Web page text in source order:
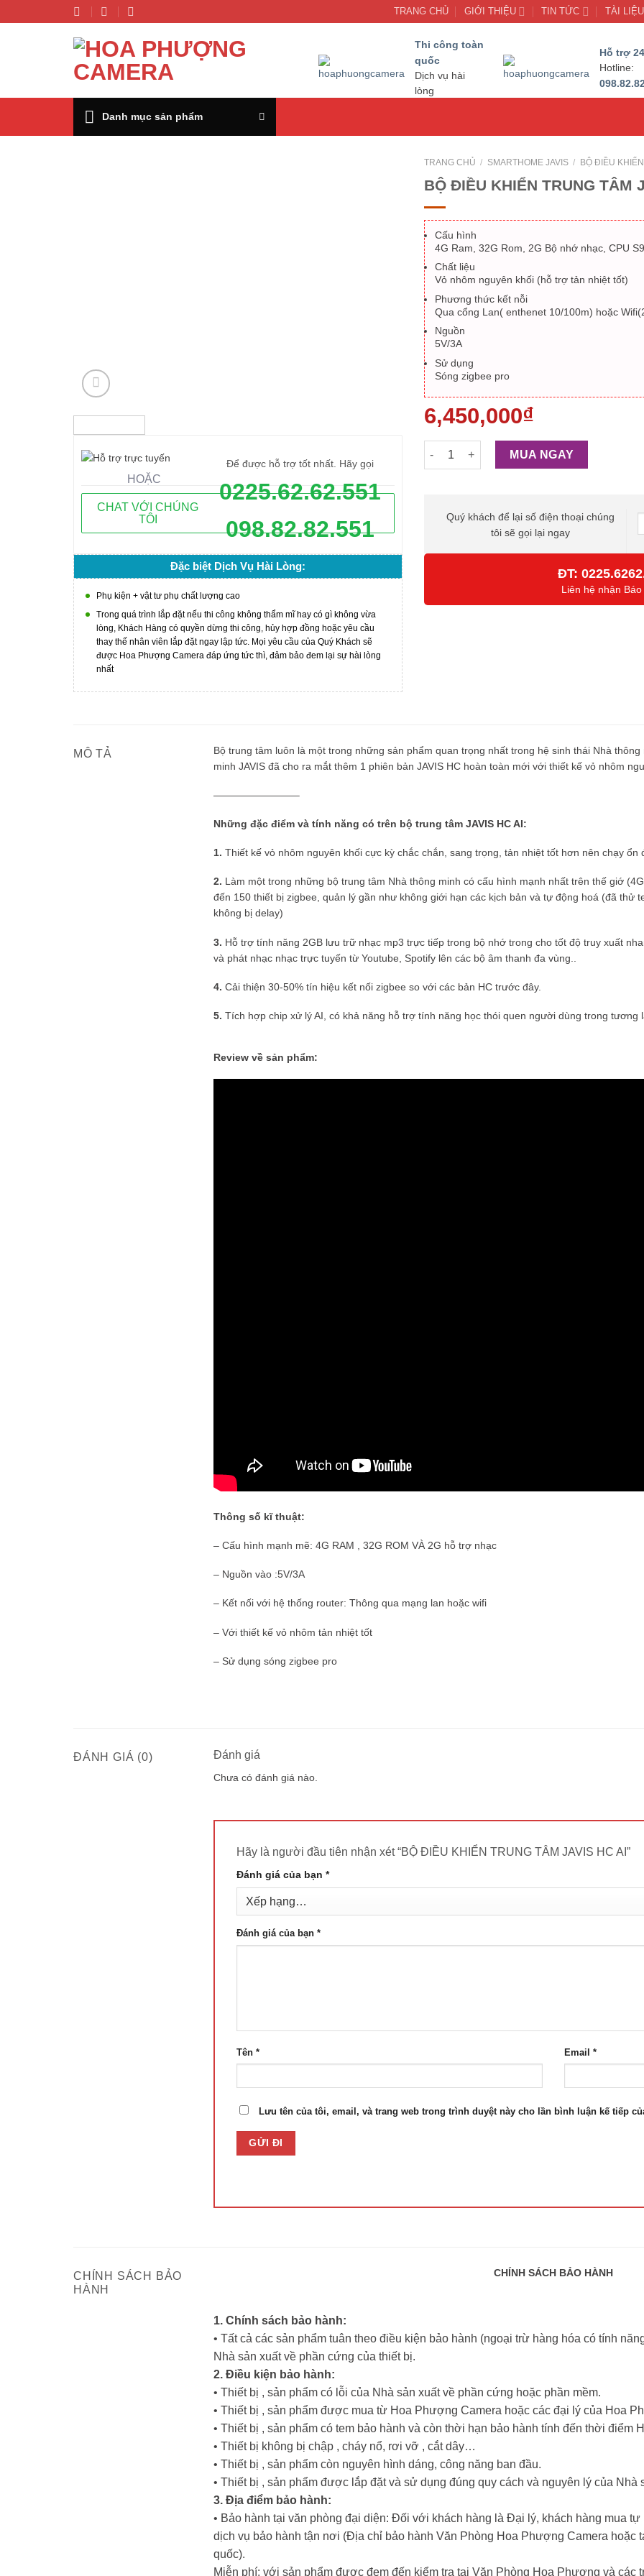
đến
TRANG CHỦ GIỚI THIỆU TIN TỨC TÀI LIỆU
Thi công toàn
quốc
Dịch vụ hài
lòng
Hỗ trợ
Hotline:
Danh mục sản phẩm
Để được hỗ trợ tốt nhất. Hãy gọi
0225.62.62.551
098.82.82.551
HOẶC
CHAT VỚI CHÚNG
TÔI
Đặc biệt Dịch Vụ Hài Lòng:
Phụ kiện + vật tư phụ chất lượng cao
Trong quá trình lắp đặt nếu thi công không thẩm mĩ hay có gì không vừa
lòng, Khách Hàng có quyền dừng thi công, hủy hợp đồng hoặc yêu cầu
thay thế nhân viên lắp đặt ngay lập tức. Mọi yêu cầu của Quý Khách sẽ
được Hoa Phượng Camera đáp ứng tức thì, đảm bảo đem lại sự hài lòng
nhất
TRANG CHỦ / SMARTHOME JAVIS / BỘ ĐIỀU
BỘ ĐIỀU KHIỂN TRUNG TÂM
Cấu hình
4G Ram, 32G Rom, 2G Bộ nhớ nhạc, CPU
Chất liệu
Vỏ nhôm nguyên khối (hỗ trợ tản nhiệt tốt)
Phương thức kết nỗi
Qua cổng Lan( enthenet 10/100m) hoặc
Nguồn
5V/3A
Sử dụng
Sóng zigbee pro
6,450,000₫
BỘ ĐIỀU KHIỂN TRUNG TÂM JAVIS HC AI
MUA NGAY
Quý khách để lại số điện thoại chúng
tôi sẽ gọi lại ngay
ĐT:
Liên hệ nhận
MÔ TẢ
Bộ trung tâm luôn là một trong những sản phẩm quan trọng nhất trong hệ sinh thái Nhà
minh JAVIS đã cho ra mắt thêm 1 phiên bản JAVIS HC hoàn toàn mới với thiết kế vỏ nhôm
————————–
Những đặc điểm và tính năng có trên bộ trung tâm JAVIS HC AI:
1. Thiết kế vỏ nhôm nguyên khối cực kỳ chắc chắn, sang trọng, tản nhiệt tốt hơn nên chạy ổn
2. Làm một trong những bộ trung tâm Nhà thông minh có cấu hình mạnh nhất trên thế giớ
đến 150 thiết bị zigbee, quản lý gần như không giới hạn các kịch bản và tự động hoá (đã thử
không bị delay)
3. Hỗ trợ tính năng 2GB lưu trữ nhạc mp3 trực tiếp trong bộ nhớ trong cho tốt độ truy xuất
và phát nhạc nhạc trực tuyến từ Youtube, Spotify lên các bộ âm thanh đa vùng..
4. Cải thiện 30-50% tín hiệu kết nối zigbee so với các bản HC trước đây.
5. Tích hợp chip xử lý AI, có khả năng hỗ trợ tính năng học thói quen người dùng trong tương
Review về sản phẩm:
Thông số kĩ thuật:
– Cấu hình mạnh mẽ: 4G RAM , 32G ROM VÀ 2G hỗ trợ nhạc
– Nguồn vào :5V/3A
– Kết nối với hệ thống router: Thông qua mạng lan hoặc wifi
– Với thiết kế vỏ nhôm tản nhiệt tốt
– Sử dụng sóng zigbee pro
ĐÁNH GIÁ (0) Đánh giá
Chưa có đánh giá nào.
Hãy là người đầu tiên nhận xét “BỘ ĐIỀU KHIỂN TRUNG TÂM JAVIS HC AI”
Đánh giá của bạn *
Đánh giá của bạn *
Tên * Email *
Lưu tên của tôi, email, và trang web trong trình duyệt này cho lần bình luận kế tiếp
CHÍNH SÁCH BẢO
HÀNH
CHÍNH SÁCH BẢO HÀNH
1. Chính sách bảo hành:
• Tất cả các sản phẩm tuân theo điều kiện bảo hành (ngoại trừ hàng hóa có tính
Nhà sản xuất về phần cứng của thiết bị.
2. Điều kiện bảo hành:
• Thiết bị , sản phẩm có lỗi của Nhà sản xuất về phần cứng hoặc phần mềm.
• Thiết bị , sản phẩm được mua từ Hoa Phượng Camera hoặc các đại lý của Hoa
• Thiết bị , sản phẩm có tem bảo hành và còn thời hạn bảo hành tính đến thời điểm
• Thiết bị không bị chập , cháy nổ, rơi vỡ , cắt dây…
• Thiết bị , sản phẩm còn nguyên hình dáng, công năng ban đầu.
• Thiết bị , sản phẩm được lắp đặt và sử dụng đúng quy cách và nguyên lý của Nhà
3. Địa điểm bảo hành:
• Bảo hành tại văn phòng đại diện: Đối với khách hàng là Đại lý, khách hàng mua
dịch vụ bảo hành tận nơi (Địa chỉ bảo hành Văn Phòng Hoa Phượng Camera hoặc
quốc).
Miễn phí: với sản phẩm được đem đến kiểm tra tại Văn Phòng Hoa Phượng và các